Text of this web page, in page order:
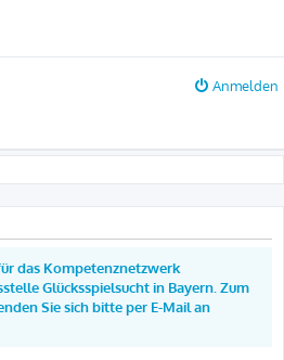
Anmelden
das Kompetenznetzwerk
Glücksspielsucht in Bayern. Zum
Sie sich bitte per E-Mail an